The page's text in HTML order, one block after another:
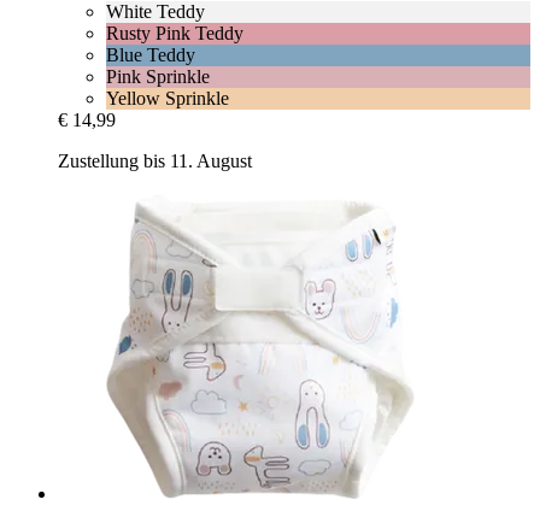
White Teddy
Rusty Pink Teddy
Blue Teddy
Pink Sprinkle
Yellow Sprinkle
€ 14,99
Zustellung bis 11. August